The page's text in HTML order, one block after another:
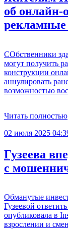
об
СОбственники
могут получить
конструкции
аннулировать
возможностью
Читать полностью
02 июля 2025
Гузеева
с
Обманутые
Гузеевой
опубликовала в
взрослении и